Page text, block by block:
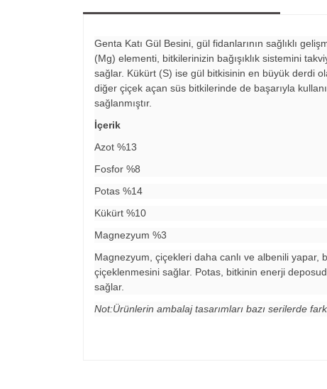
Genta Katı Gül Besini, gül fidanlarının sağlıklı
(Mg) elementi, bitkilerinizin bağışıklık sistemini
sağlar. Kükürt (S) ise gül bitkisinin en büyük derdi
diğer çiçek açan süs bitkilerinde de başarıyla
sağlanmıştır.
İçerik
Azot %13
Fosfor %8
Potas %14
Kükürt %10
Magnezyum %3
Magnezyum, çiçekleri daha canlı ve albenili yapar,
çiçeklenmesini sağlar. Potas, bitkinin enerji
sağlar.
Not:Ürünlerin ambalaj tasarımları bazı serilerde